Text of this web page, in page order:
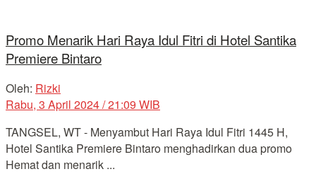
Promo Menarik Hari Raya Idul Fitri di Hotel Santika
Premiere Bintaro
Oleh: Rizki
Rabu, 3 April 2024 / 21:09 WIB
TANGSEL, WT - Menyambut Hari Raya Idul Fitri 1445 H,
Hotel Santika Premiere Bintaro menghadirkan dua promo
Hemat dan menarik ...